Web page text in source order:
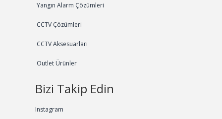
Yangın Alarm Çözümleri
CCTV Çözümleri
CCTV Aksesuarları
Outlet Ürünler
Bizi Takip Edin
Instagram